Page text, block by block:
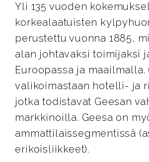
Yli 135 vuoden
korkealaatuisten
perustettu vuonna 1885,
alan johtavaksi toimijaksi
Euroopassa ja
valikoimastaan hotelli- ja
jotka todistavat Geesan
markkinoilla. Geesa on
ammattilaissegmentissä
erikoisliikkeet).